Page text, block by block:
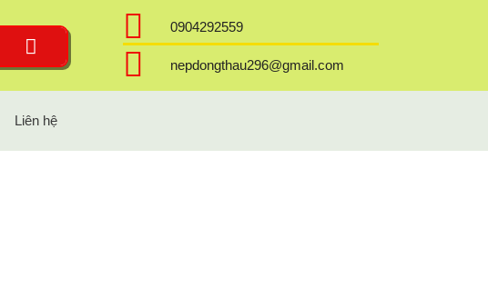
0904292559
nepdongthau296@gmail.com
Liên hệ